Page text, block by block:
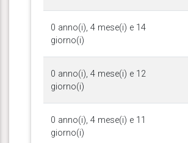
0 anno(i), 4 mese(i) e 14
giorno(i)
0 anno(i), 4 mese(i) e 12
giorno(i)
0 anno(i), 4 mese(i) e 11
giorno(i)